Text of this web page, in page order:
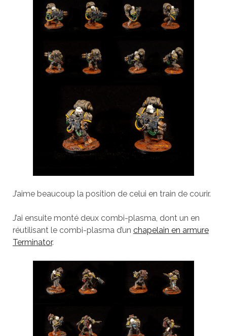
J’aime beaucoup la position de celui en train de courir.
J’ai ensuite monté deux combi-plasma, dont un en
réutilisant le combi-plasma d’un chapelain en armure
Terminator.